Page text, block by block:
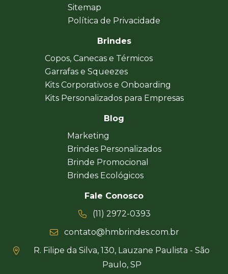
Sitemap
Política de Privacidade
Brindes
Copos, Canecas e Térmicos
Garrafas e Squeezes
Kits Corporativos e Onboarding
Kits Personalizados para Empresas
Blog
Marketing
Brindes Personalizados
Brinde Promocional
Brindes Ecológicos
Fale Conosco
(11) 2972-0393
contato@hmbrindes.com.br
R. Filipe da Silva, 130, Lauzane Paulista - São
Paulo, SP